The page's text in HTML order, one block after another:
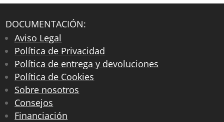
DOCUMENTACIÓN:
Aviso Legal
Política de Privacidad
Política de entrega y devoluciones
Política de Cookies
Sobre nosotros
Consejos
Financiación